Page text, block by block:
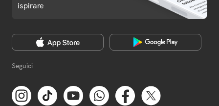
ispirare
Seguici